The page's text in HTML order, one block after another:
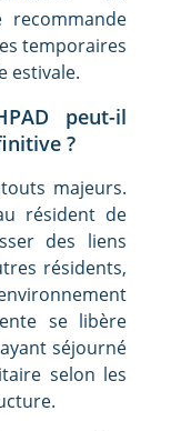
recommande
temporaires
estivale.
peut-il
?
majeurs.
résident de
des liens
résidents,
se libère
séjourné
selon les